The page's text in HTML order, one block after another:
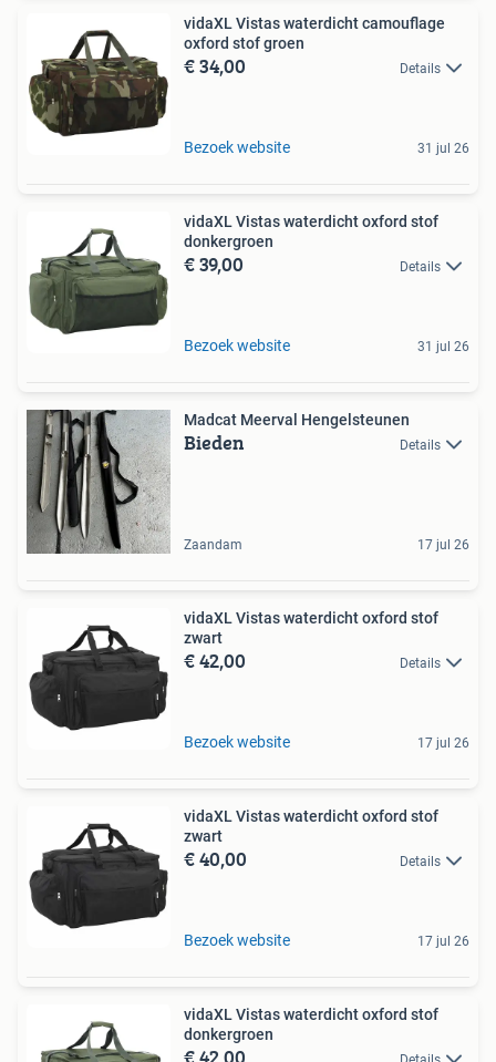
vidaXL Vistas waterdicht camouflage
oxford stof groen
€ 34,00 Details
Bezoek website 31 jul 26
vidaXL Vistas waterdicht oxford stof
donkergroen
€ 39,00 Details
Bezoek website 31 jul 26
Madcat Meerval Hengelsteunen
Bieden Details
Zaandam 17 jul 26
vidaXL Vistas waterdicht oxford stof
zwart
€ 42,00 Details
Bezoek website 17 jul 26
vidaXL Vistas waterdicht oxford stof
zwart
€ 40,00 Details
Bezoek website 17 jul 26
vidaXL Vistas waterdicht oxford stof
donkergroen